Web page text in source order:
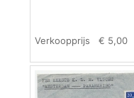
Verkoopprijs € 5,00